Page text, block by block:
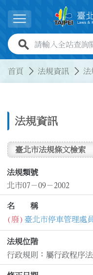
展開選單
全站查詢關鍵字
首頁 法規資訊 法
法規資訊
臺北市法規條文檢索
法規類號
北市07－09－2002
名 稱
(廢) 臺北市停車管理處
法規位階
行政規則：屬行政程序